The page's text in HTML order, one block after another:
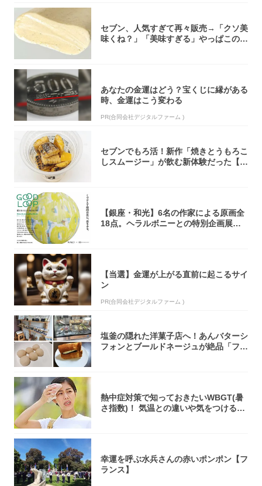
セブン、人気すぎて再々販売→「クソ美
味くね？」「美味すぎる」やっぱこのク
あなたの金運はどう？宝くじに縁がある
時、金運はこう変わる
PR(合同会社デジタルファーム )
セブンでもろ活！新作「焼きとうもろこ
しスムージー」が飲む新体験だった【東
【銀座・和光】6名の作家による原画全
18点。ヘラルボニーとの特別企画展「G
【当選】金運が上がる直前に起こるサイ
ン
PR(合同会社デジタルファーム )
塩釜の隠れた洋菓子店へ！あんバターシ
フォンとブールドネージュが絶品「フー
熱中症対策で知っておきたいWBGT(暑
さ指数)！ 気温との違いや気をつけるべ
幸運を呼ぶ水兵さんの赤いポンポン【フ
ランス】